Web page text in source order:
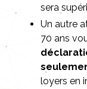
sera
Un autre
70 ans
loyers en